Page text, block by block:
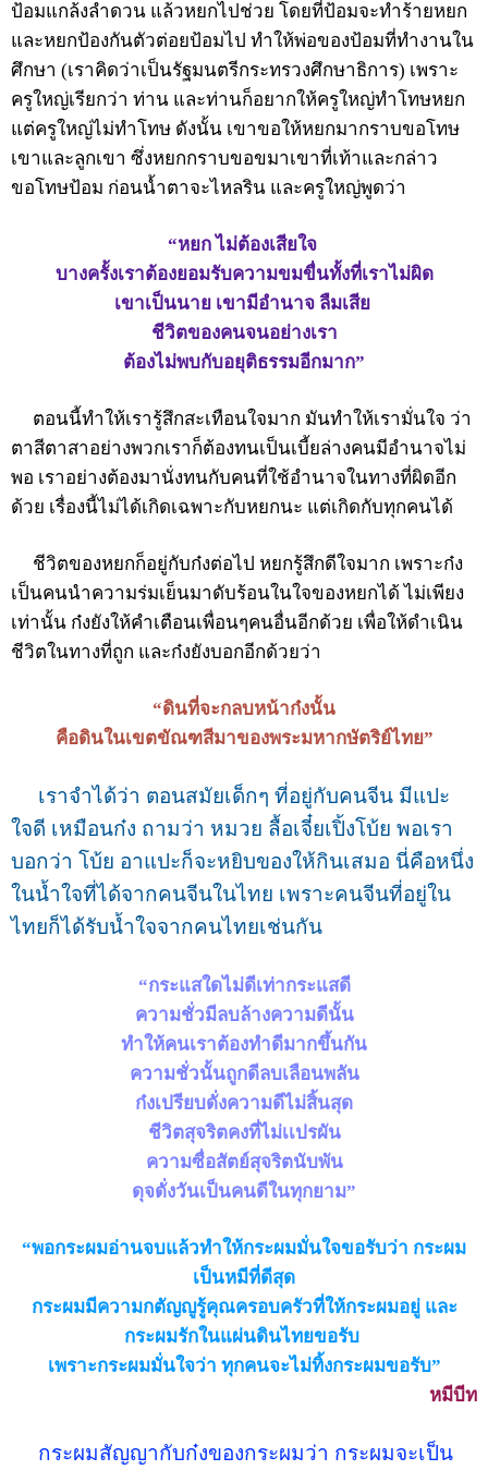
ป้อมแกล้งลำดวน แล้วหยกไปช่วย โดยที่ป้อมจะทำร้ายหยก
และหยกป้องกันตัวต่อยป้อมไป ทำให้พ่อของป้อมที่ทำงานใน
ศึกษา (เราคิดว่าเป็นรัฐมนตรีกระทรวงศึกษาธิการ) เพราะ
ครูใหญ่เรียกว่า ท่าน และท่านก็อยากให้ครูใหญ่ทำโทษหยก
แต่ครูใหญ่ไม่ทำโทษ ดังนั้น เขาขอให้หยกมากราบขอโทษ
เขาและลูกเขา ซึ่งหยกกราบขอขมาเขาที่เท้าและกล่าว
ขอโทษป้อม ก่อนน้ำตาจะไหลริน และครูใหญ่พูดว่า
“หยก ไม่ต้องเสียใจ
บางครั้งเราต้องยอมรับความขมขื่นทั้งที่เราไม่ผิด
เขาเป็นนาย เขามีอำนาจ ลืมเสีย
ชีวิตของคนจนอย่างเรา
ต้องไม่พบกับอยุติธรรมอีกมาก”
ตอนนี้ทำให้เรารู้สึกสะเทือนใจมาก มันทำให้เรามั่นใจ ว่า
ตาสีตาสาอย่างพวกเราก็ต้องทนเป็นเบี้ยล่างคนมีอำนาจไม่
พอ เราอย่างต้องมานั่งทนกับคนที่ใช้อำนาจในทางที่ผิดอีก
ด้วย เรื่องนี้ไม่ได้เกิดเฉพาะกับหยกนะ แต่เกิดกับทุกคนได้
ชีวิตของหยกก็อยู่กับก๋งต่อไป หยกรู้สึกดีใจมาก เพราะก๋ง
เป็นคนนำความร่มเย็นมาดับร้อนในใจของหยกได้ ไม่เพียง
เท่านั้น ก๋งยังให้คำเตือนเพื่อนๆคนอื่นอีกด้วย เพื่อให้ดำเนิน
ชีวิตในทางที่ถูก และก๋งยังบอกอีกด้วยว่า
“ดินที่จะกลบหน้าก๋งนั้น
คือดินในเขตขัณฑสีมาของพระมหากษัตริย์ไทย”
เราจำได้ว่า ตอนสมัยเด็กๆ ที่อยู่กับคนจีน มีแปะ
ใจดี เหมือนก๋ง ถามว่า หมวย ลื้อเจี๋ยเปิ้งโบ้ย พอเรา
บอกว่า โบ้ย อาแปะก็จะหยิบของให้กินเสมอ นี่คือหนึ่ง
ในน้ำใจที่ได้จากคนจีนในไทย เพราะคนจีนที่อยู่ใน
ไทยก็ได้รับน้ำใจจากคนไทยเช่นกัน
“กระแสใดไม่ดีเท่ากระแสดี
ความชั่วมีลบล้างความดีนั้น
ทำให้คนเราต้องทำดีมากขึ้นกัน
ความชั่วนั้นถูกดีลบเลือนพลัน
ก๋งเปรียบดั่งความดีไม่สิ้นสุด
ชีวิตสุจริตคงที่ไม่เเปรผัน
ความซื่อสัตย์สุจริตนับพัน
ดุจดั่งวันเป็นคนดีในทุกยาม”
“พอกระผมอ่านจบแล้วทำให้กระผมมั่นใจขอรับว่า กระผม
เป็นหมีที่ดีสุด
กระผมมีความกตัญญูรู้คุณครอบครัวที่ให้กระผมอยู่ และ
กระผมรักในแผ่นดินไทยขอรับ
เพราะกระผมมั่นใจว่า ทุกคนจะไม่ทิ้งกระผมขอรับ”
หมีบีท
กระผมสัญญากับก๋งของกระผมว่า กระผมจะเป็น